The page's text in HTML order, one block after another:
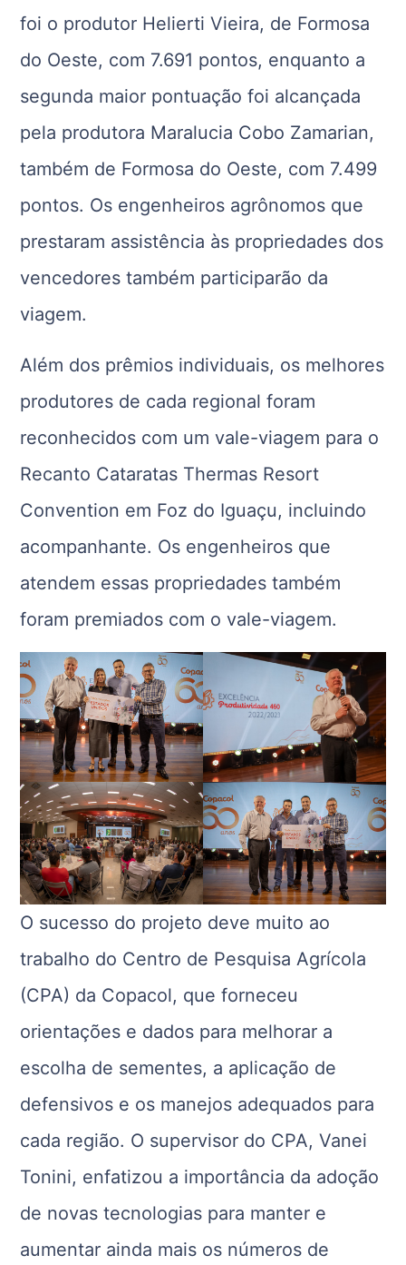
foi o produtor Helierti Vieira, de Formosa
do Oeste, com 7.691 pontos, enquanto a
segunda maior pontuação foi alcançada
pela produtora Maralucia Cobo Zamarian,
também de Formosa do Oeste, com 7.499
pontos. Os engenheiros agrônomos que
prestaram assistência às propriedades dos
vencedores também participarão da
viagem.
Além dos prêmios individuais, os melhores
produtores de cada regional foram
reconhecidos com um vale-viagem para o
Recanto Cataratas Thermas Resort
Convention em Foz do Iguaçu, incluindo
acompanhante. Os engenheiros que
atendem essas propriedades também
foram premiados com o vale-viagem.
O sucesso do projeto deve muito ao
trabalho do Centro de Pesquisa Agrícola
(CPA) da Copacol, que forneceu
orientações e dados para melhorar a
escolha de sementes, a aplicação de
defensivos e os manejos adequados para
cada região. O supervisor do CPA, Vanei
Tonini, enfatizou a importância da adoção
de novas tecnologias para manter e
aumentar ainda mais os números de